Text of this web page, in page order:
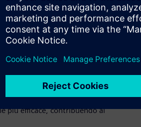
digitalizzare il ciclo di vita dei tuoi beni
sui sistemi:
le fasi del ciclo di vita degli asset
dati del progetto continuamente
più efficace, contribuendo al